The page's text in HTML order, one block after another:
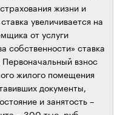
жизни и
увеличивается на
от услуги
собственности» ставка
Первоначальный взнос
жилого помещения
документы,
и занятость –